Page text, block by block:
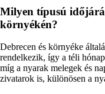
Milyen típusú
környékén?
Debrecen és környéke
rendelkezik, így a téli
míg a nyarak melegek és
zivatarok is, különösen a